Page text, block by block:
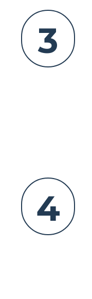
3
4